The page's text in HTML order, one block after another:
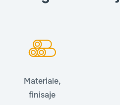
Materiale,
finisaje